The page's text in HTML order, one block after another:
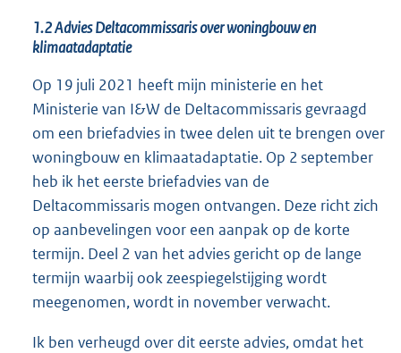
1.2 Advies Deltacommissaris over woningbouw en
klimaatadaptatie
Op 19 juli 2021 heeft mijn ministerie en het
Ministerie van I&W de Deltacommissaris gevraagd
om een briefadvies in twee delen uit te brengen over
woningbouw en klimaatadaptatie. Op 2 september
heb ik het eerste briefadvies van de
Deltacommissaris mogen ontvangen. Deze richt zich
op aanbevelingen voor een aanpak op de korte
termijn. Deel 2 van het advies gericht op de lange
termijn waarbij ook zeespiegelstijging wordt
meegenomen, wordt in november verwacht.
Ik ben verheugd over dit eerste advies, omdat het